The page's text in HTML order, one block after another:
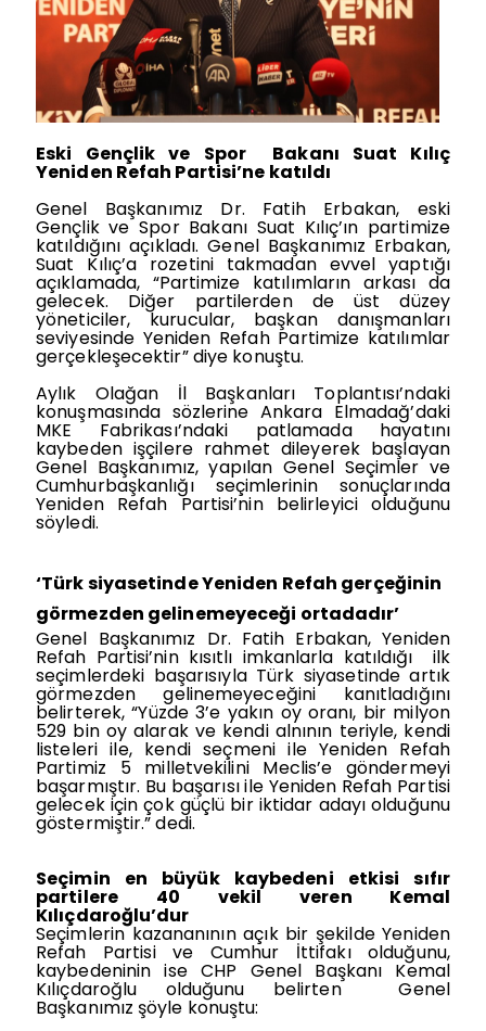
Eski Gençlik ve Spor Bakanı Suat Kılıç
Yeniden Refah Partisi’ne katıldı
Genel Başkanımız Dr. Fatih Erbakan, eski
Gençlik ve Spor Bakanı Suat Kılıç’ın partimize
katıldığını açıkladı. Genel Başkanımız Erbakan,
Suat Kılıç’a rozetini takmadan evvel yaptığı
açıklamada, “Partimize katılımların arkası da
gelecek. Diğer partilerden de üst düzey
yöneticiler, kurucular, başkan danışmanları
seviyesinde Yeniden Refah Partimize katılımlar
gerçekleşecektir” diye konuştu.
Aylık Olağan İl Başkanları Toplantısı’ndaki
konuşmasında sözlerine Ankara Elmadağ’daki
MKE Fabrikası’ndaki patlamada hayatını
kaybeden işçilere rahmet dileyerek başlayan
Genel Başkanımız, yapılan Genel Seçimler ve
Cumhurbaşkanlığı seçimlerinin sonuçlarında
Yeniden Refah Partisi’nin belirleyici olduğunu
söyledi.
‘Türk siyasetinde Yeniden Refah gerçeğinin
görmezden gelinemeyeceği ortadadır’
Genel Başkanımız Dr. Fatih Erbakan, Yeniden
Refah Partisi’nin kısıtlı imkanlarla katıldığı ilk
seçimlerdeki başarısıyla Türk siyasetinde artık
görmezden gelinemeyeceğini kanıtladığını
belirterek, “Yüzde 3’e yakın oy oranı, bir milyon
529 bin oy alarak ve kendi alnının teriyle, kendi
listeleri ile, kendi seçmeni ile Yeniden Refah
Partimiz 5 milletvekilini Meclis’e göndermeyi
başarmıştır. Bu başarısı ile Yeniden Refah Partisi
gelecek için çok güçlü bir iktidar adayı olduğunu
göstermiştir.” dedi.
Seçimin en büyük kaybedeni etkisi sıfır
partilere 40 vekil veren Kemal
Kılıçdaroğlu’dur
Seçimlerin kazananının açık bir şekilde Yeniden
Refah Partisi ve Cumhur İttifakı olduğunu,
kaybedeninin ise CHP Genel Başkanı Kemal
Kılıçdaroğlu olduğunu belirten Genel
Başkanımız şöyle konuştu: